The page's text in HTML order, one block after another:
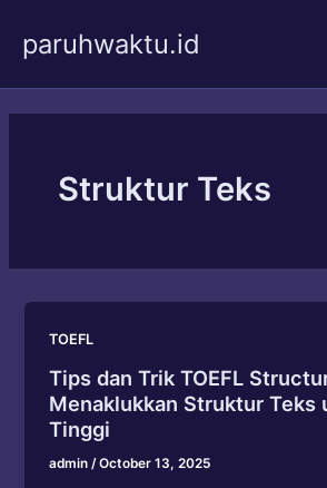
content
paruhwaktu.id
Struktur Teks
TOEFL
Tips dan Trik TOEFL
Menaklukkan Struktur Teks
Tinggi
admin/October 13, 2025